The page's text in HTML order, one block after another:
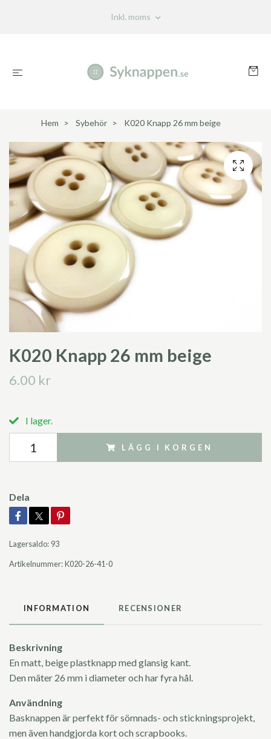
Inkl. moms
Hem Sybehör K020 Knapp 26 mm beige
K020 Knapp 26 mm beige
6.00 kr
I lager.
LÄGG I KORGEN
Dela
Lagersaldo: 93
Artikelnummer:K020-26-41-0
INFORMATION RECENSIONER
Beskrivning
En matt, beige plastknapp med glansig kant.
Den mäter 26 mm i diameter och har fyra hål.
Användning
Basknappen är perfekt för sömnads- och stickningsprojekt,
men även handgjorda kort och scrapbooks.